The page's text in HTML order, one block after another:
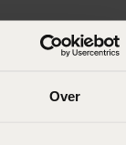
Over
0.0%
0.0%